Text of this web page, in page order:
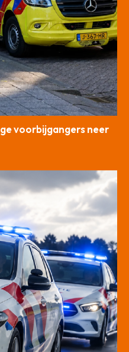
voorbijgangers neer